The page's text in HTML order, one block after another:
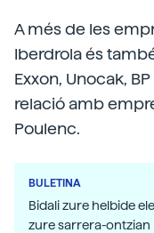
A més de les
Iberdrola és
Exxon, Unocak,
relació amb
Poulenc.
BULETINA
Bidali zure helbide
zure sarrera-ontzian